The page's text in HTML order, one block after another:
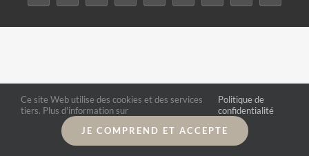
Ce site Web utilise des cookies et des services
tiers. Plus d'information sur
Politique de
confidentialité
JE COMPREND ET ACCEPTE